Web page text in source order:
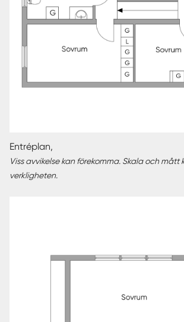
Entréplan,
Viss avvikelse kan förekomma. Skala och mått
verkligheten.